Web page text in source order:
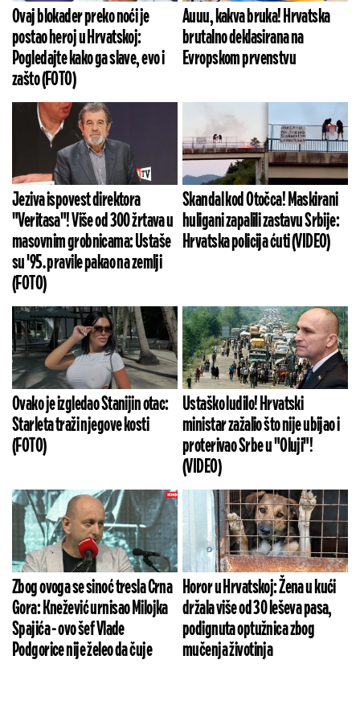
Ovaj blokader preko noći je
postao heroj u Hrvatskoj:
Pogledajte kako ga slave, evo i
zašto (FOTO)
Auuu, kakva bruka! Hrvatska
brutalno deklasirana na
Evropskom prvenstvu
Jeziva ispovest direktora
"Veritasa"! Više od 300 žrtava u
masovnim grobnicama: Ustaše
su '95. pravile pakao na zemlji
(FOTO)
Skandal kod Otočca! Maskirani
huligani zapalili zastavu Srbije:
Hrvatska policija ćuti (VIDEO)
Ovako je izgledao Stanijin otac:
Starleta traži njegove kosti
(FOTO)
Ustaško ludilo! Hrvatski
ministar zažalio što nije ubijao i
proterivao Srbe u "Oluji"!
(VIDEO)
Zbog ovoga se sinoć tresla Crna
Gora: Knežević urnisao Milojka
Spajića - ovo šef Vlade
Podgorice nije želeo da čuje
Horor u Hrvatskoj: Žena u kući
držala više od 30 leševa pasa,
podignuta optužnica zbog
mučenja životinja